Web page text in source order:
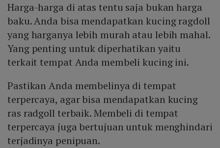
Harga-harga di atas tentu saja bukan harga
baku. Anda bisa mendapatkan kucing ragdoll
yang harganya lebih murah atau lebih mahal.
Yang penting untuk diperhatikan yaitu
terkait tempat Anda membeli kucing ini.
Pastikan Anda membelinya di tempat
terpercaya, agar bisa mendapatkan kucing
ras radgoll terbaik. Membeli di tempat
terpercaya juga bertujuan untuk menghindari
terjadinya penipuan.